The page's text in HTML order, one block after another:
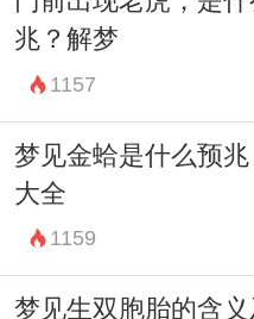
兆？解梦
1157
梦见金蛤是什么预
大全
1159
梦见生双胞胎的含